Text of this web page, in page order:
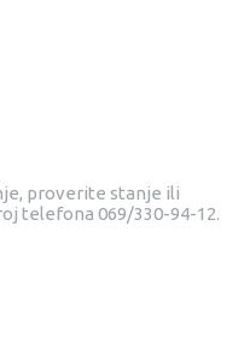
proverite stanje ili
telefona 069/330-94-12.